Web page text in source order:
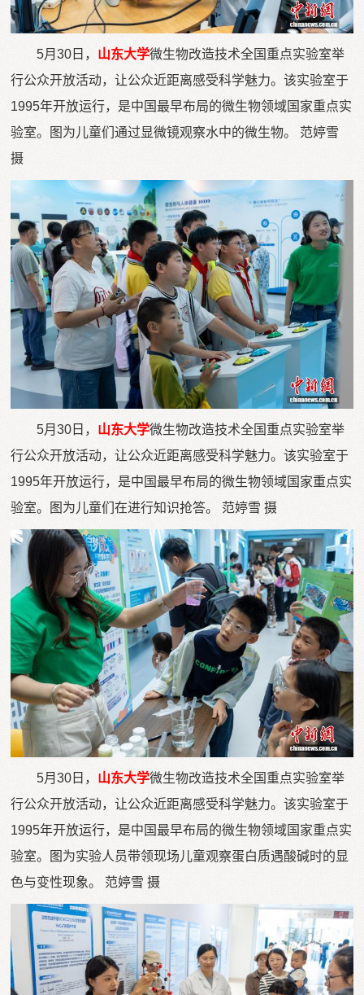
5月30日， 山东大学微生物改造技术全国重点实验室举
行公众开放活动，让公众近距离感受科学魅力。该实验室于
1995年开放运行，是中国最早布局的微生物领域国家重点实
验室。图为儿童们通过显微镜观察水中的微生物。 范婷雪
摄
5月30日， 山东大学微生物改造技术全国重点实验室举
行公众开放活动，让公众近距离感受科学魅力。该实验室于
1995年开放运行，是中国最早布局的微生物领域国家重点实
验室。图为儿童们在进行知识抢答。 范婷雪 摄
5月30日， 山东大学微生物改造技术全国重点实验室举
行公众开放活动，让公众近距离感受科学魅力。该实验室于
1995年开放运行，是中国最早布局的微生物领域国家重点实
验室。图为实验人员带领现场儿童观察蛋白质遇酸碱时的显
色与变性现象。 范婷雪 摄